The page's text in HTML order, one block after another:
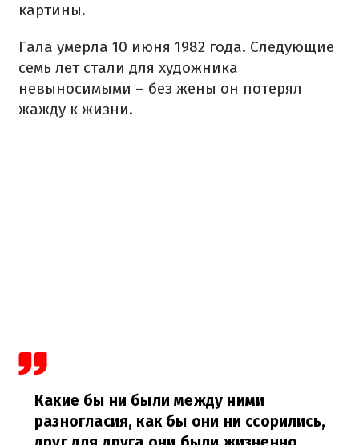
картины.
Гала умерла 10 июня 1982 года. Следующие
семь лет стали для художника
невыносимыми – без жены он потерял
жажду к жизни.
Какие бы ни были между ними
разногласия, как бы они ни ссорились,